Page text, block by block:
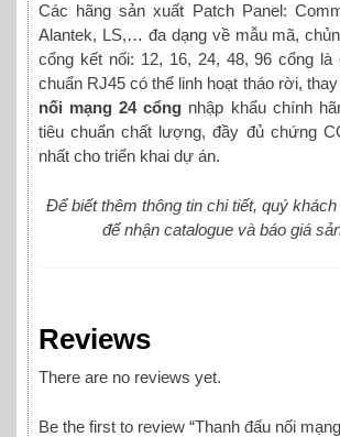
Các hãng sản xuất Patch Panel:
Alantek, LS,… đa dạng về mẫu mã,
cổng kết nối: 12, 16, 24, 48, 96 cổng là
chuẩn RJ45 có thể linh hoạt tháo rời, thay
nối mạng 24 cổng nhập khẩu chính
tiêu chuẩn chất lượng, đầy đủ chứng
nhất cho triển khai dự án.
Để biết thêm thông tin chi tiết, quý
để nhận catalogue và báo giá
Reviews
There are no reviews yet.
Be the first to review “Thanh đấu nối